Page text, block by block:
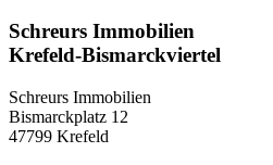
Schreurs Immobilien
Krefeld-Bismarckviertel
Schreurs Immobilien
Bismarckplatz 12
47799 Krefeld